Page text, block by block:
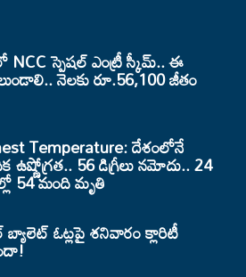
NCC స్పెషల్ ఎంట్రీ స్కీమ్.. ఈ
నెలకు రూ.56,100 జీతం
Temperature: దేశంలోనే
ఉష్ణోగ్రత.. 56 డిగ్రీలు నమోదు.. 24
54 మంది మృతి
బ్యాలెట్ ఓట్లపై శనివారం క్లారిటీ